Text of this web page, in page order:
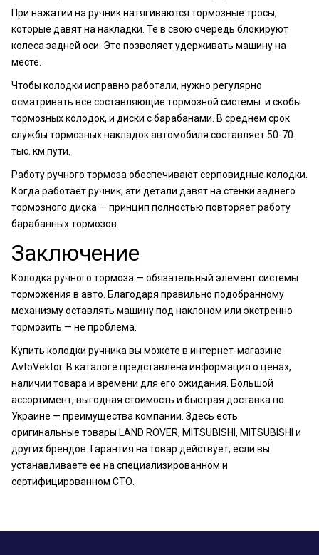
При нажатии на ручник натягиваются тормозные тросы,
которые давят на накладки. Те в свою очередь блокируют
колеса задней оси. Это позволяет удерживать машину на
месте.
Чтобы колодки исправно работали, нужно регулярно
осматривать все составляющие тормозной системы: и скобы
тормозных колодок, и диски с барабанами. В среднем срок
службы тормозных накладок автомобиля составляет 50-70
тыс. км пути.
Работу ручного тормоза обеспечивают серповидные колодки.
Когда работает ручник, эти детали давят на стенки заднего
тормозного диска — принцип полностью повторяет работу
барабанных тормозов.
Заключение
Колодка ручного тормоза — обязательный элемент системы
торможения в авто. Благодаря правильно подобранному
механизму оставлять машину под наклоном или экстренно
тормозить — не проблема.
Купить колодки ручника вы можете в интернет-магазине
AvtoVektor. В каталоге представлена информация о ценах,
наличии товара и времени для его ожидания. Большой
ассортимент, выгодная стоимость и быстрая доставка по
Украине — преимущества компании. Здесь есть
оригинальные товары LAND ROVER, MITSUBISHI, MITSUBISHI и
других брендов. Гарантия на товар действует, если вы
устанавливаете ее на специализированном и
сертифицированном СТО.